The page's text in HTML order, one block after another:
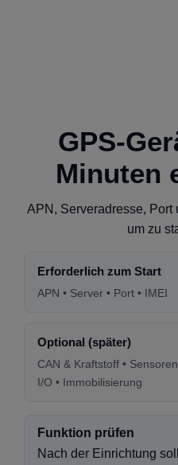
GPS-
Minuten
APN, Serveradresse, Port
um zu
Erforderlich zum Start
APN • Server • Port • IMEI
Optional (später)
CAN & Kraftstoff •
I/O • Immobilisierung
Funktion prüfen
Nach der Einrichtung